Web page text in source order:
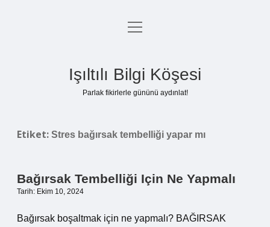
Anasayfa
Yasal Uyarı
menüyü
Işıltılı Bilgi Köşesi
Parlak fikirlerle gününü aydınlat!
Etiket: Stres bağırsak tembelliği yapar mı
Bağırsak Tembelliği Için Ne Yapmalı
Tarih: Ekim 10, 2024
Bağırsak boşaltmak için ne yapmalı? BAĞIRSAK